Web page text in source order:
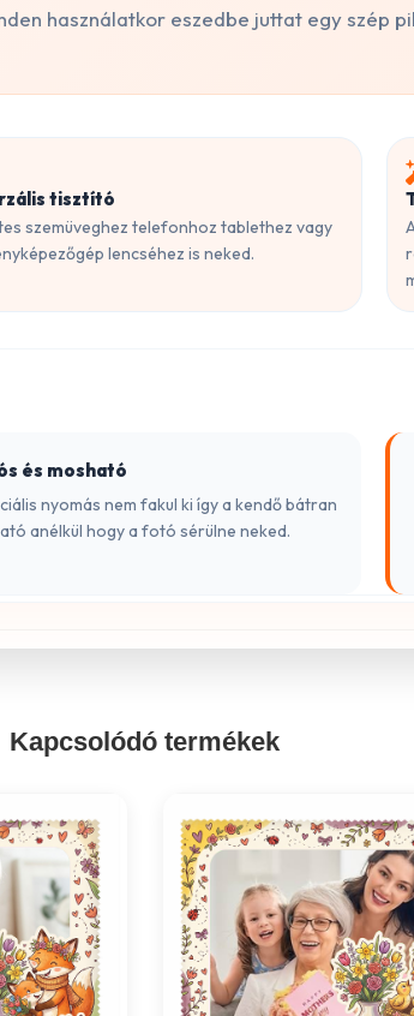
használatkor eszedbe juttat egy szép
tisztító
szemüveghez telefonhoz tablethez vagy
lencséhez is neked.
és mosható
nyomás nem fakul ki így a kendő bátran
anélkül hogy a fotó sérülne neked.
Kapcsolódó termékek